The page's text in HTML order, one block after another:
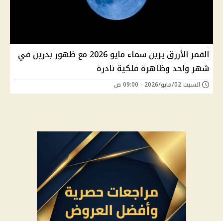
القمر الأزرق يزين سماء مايو 2026 مع ظهور بدرين في
شهر واحد وظاهرة فلكية نادرة
السبت 02/مايو/2026 - 09:00 ص